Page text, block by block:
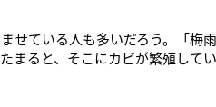
せている人も多いだろう。「梅
まると、そこにカビが繁殖して
ています」そう話すのは千葉大